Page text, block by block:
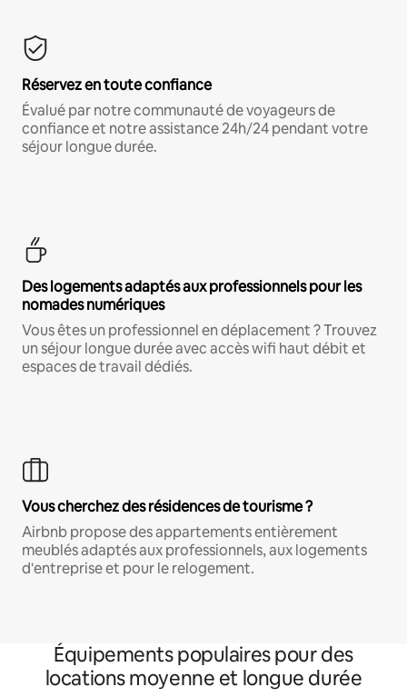
Réservez en toute confiance
Évalué par notre communauté de voyageurs de
confiance et notre assistance 24h/24 pendant votre
séjour longue durée.
Des logements adaptés aux professionnels pour les
nomades numériques
Vous êtes un professionnel en déplacement ? Trouvez
un séjour longue durée avec accès wifi haut débit et
espaces de travail dédiés.
Vous cherchez des résidences de tourisme ?
Airbnb propose des appartements entièrement
meublés adaptés aux professionnels, aux logements
d'entreprise et pour le relogement.
Équipements populaires pour des
locations moyenne et longue durée